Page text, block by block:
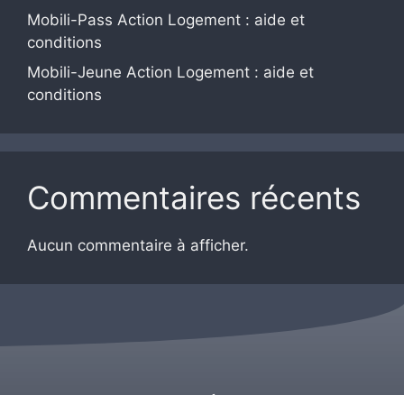
Mobili-Pass Action Logement : aide et
conditions
Mobili-Jeune Action Logement : aide et
conditions
Commentaires récents
Aucun commentaire à afficher.